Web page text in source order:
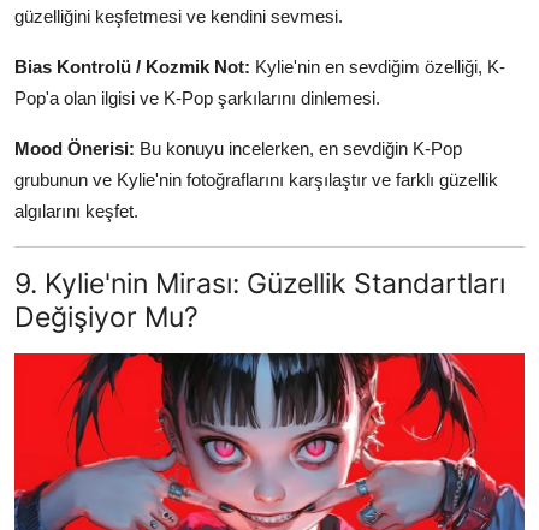
güzelliğini keşfetmesi ve kendini sevmesi.
Bias Kontrolü / Kozmik Not: Kylie'nin en sevdiğim özelliği, K-
Pop'a olan ilgisi ve K-Pop şarkılarını dinlemesi.
Mood Önerisi: Bu konuyu incelerken, en sevdiğin K-Pop
grubunun ve Kylie'nin fotoğraflarını karşılaştır ve farklı güzellik
algılarını keşfet.
9. Kylie'nin Mirası: Güzellik Standartları
Değişiyor Mu?